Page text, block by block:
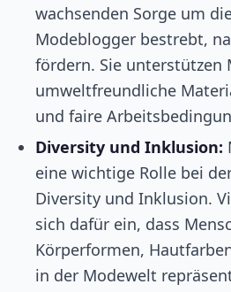
wachsenden Sorge um
Modeblogger bestrebt,
fördern. Sie unterstützen
umweltfreundliche
und faire
Diversity und Inklusion:
eine wichtige Rolle bei
Diversity und Inklusion.
sich dafür ein, dass
Körperformen,
in der Modewelt